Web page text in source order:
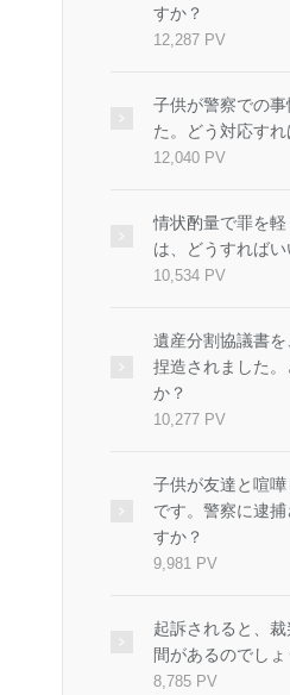
すか？
12,287 PV
子供が警察での
た。どう対応す
12,040 PV
情状酌量で罪を
は、どうすれば
10,534 PV
遺産分割協議書
捏造されました
か？
10,277 PV
子供が友達と喧
です。警察に逮
すか？
9,981 PV
起訴されると、
間があるのでしょ
8,785 PV